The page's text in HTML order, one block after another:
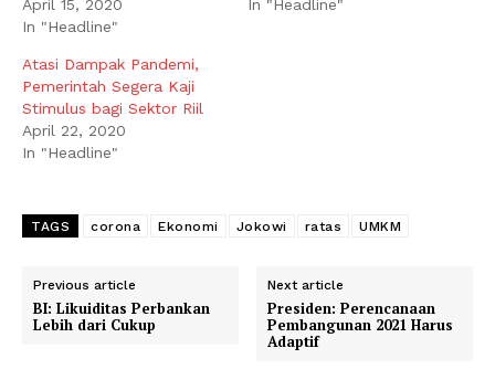
April 15, 2020
In "Headline"
In "Headline"
Atasi Dampak Pandemi,
Pemerintah Segera Kaji
Stimulus bagi Sektor Riil
April 22, 2020
In "Headline"
TAGS corona Ekonomi Jokowi ratas UMKM
Previous article
BI: Likuiditas Perbankan
Lebih dari Cukup
Next article
Presiden: Perencanaan
Pembangunan 2021 Harus
Adaptif